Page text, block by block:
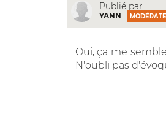
Publié par
YANN
Oui, ça me
N'oubli pas